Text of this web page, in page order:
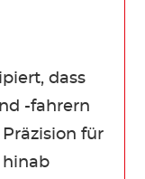
dass
-fahrern
für
hinab